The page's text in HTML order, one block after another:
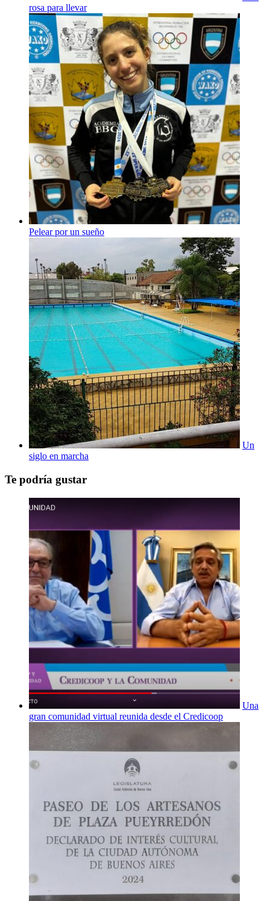
rosa para llevar
Pelear por un sueño
Un
siglo en marcha
Te podría gustar
Una
gran comunidad virtual reunida desde el Credicoop